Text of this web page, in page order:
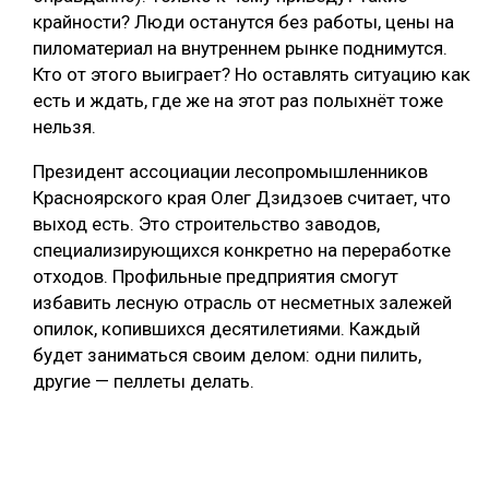
крайности? Люди останутся без работы, цены на
пиломатериал на внутреннем рынке поднимутся.
Кто от этого выиграет? Но оставлять ситуацию как
есть и ждать, где же на этот раз полыхнёт тоже
нельзя.
Президент ассоциации лесопромышленников
Красноярского края Олег Дзидзоев считает, что
выход есть. Это строительство заводов,
специализирующихся конкретно на переработке
отходов. Профильные предприятия смогут
избавить лесную отрасль от несметных залежей
опилок, копившихся десятилетиями. Каждый
будет заниматься своим делом: одни пилить,
другие — пеллеты делать.